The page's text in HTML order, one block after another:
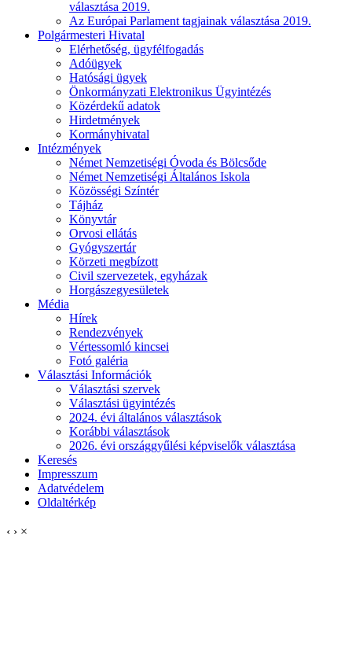
választása 2019.
Az Európai Parlament tagjainak választása 2019.
Polgármesteri Hivatal
Elérhetőség, ügyfélfogadás
Adóügyek
Hatósági ügyek
Önkormányzati Elektronikus Ügyintézés
Közérdekű adatok
Hirdetmények
Kormányhivatal
Intézmények
Német Nemzetiségi Óvoda és Bölcsőde
Német Nemzetiségi Általános Iskola
Közösségi Színtér
Tájház
Könyvtár
Orvosi ellátás
Gyógyszertár
Körzeti megbízott
Civil szervezetek, egyházak
Horgászegyesületek
Média
Hírek
Rendezvények
Vértessomló kincsei
Fotó galéria
Választási Információk
Választási szervek
Választási ügyintézés
2024. évi általános választások
Korábbi választások
2026. évi országgyűlési képviselők választása
Keresés
Impresszum
Adatvédelem
Oldaltérkép
‹ › ×